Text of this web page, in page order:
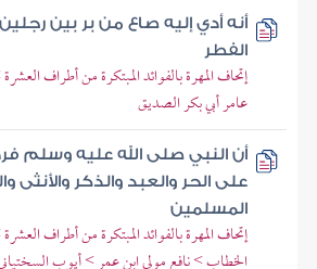
أنه أدي إليه صاع من بر بين
الفطر
إتحاف المهرة بالفوائد المبتكرة من أطراف
عامر أبي بكر الصديق
أن النبي صلى الله عليه وسلم
على الحر والعبد والذكر والأنثى
المسلمين
إتحاف المهرة بالفوائد المبتكرة من أطراف
الخطاب > نافع مولى ابن عمر > أيوب